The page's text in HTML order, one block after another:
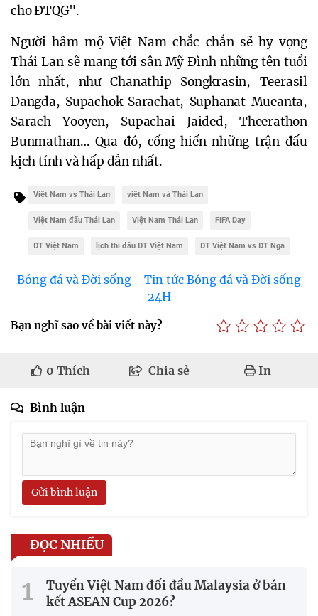
cho ĐTQG".
Người hâm mộ Việt Nam chắc chắn sẽ hy vọng
Thái Lan sẽ mang tới sân Mỹ Đình những tên tuổi
lớn nhất, như Chanathip Songkrasin, Teerasil
Dangda, Supachok Sarachat, Suphanat Mueanta,
Sarach Yooyen, Supachai Jaided, Theerathon
Bunmathan… Qua đó, cống hiến những trận đấu
kịch tính và hấp dẫn nhất.
Việt Nam vs Thái Lan việt Nam và Thái Lan
Việt Nam đấu Thái Lan Việt Nam Thái Lan FIFA Day
ĐT Việt Nam lịch thi đấu ĐT Việt Nam ĐT Việt Nam vs ĐT Nga
Bóng đá và Đời sống - Tin tức Bóng đá và Đời sống
24H
Bạn nghĩ sao về bài viết này?
0 Thích Chia sẻ In
Bình luận
Gửi bình luận
ĐỌC NHIỀU
Tuyển Việt Nam đối đầu Malaysia ở bán
kết ASEAN Cup 2026?